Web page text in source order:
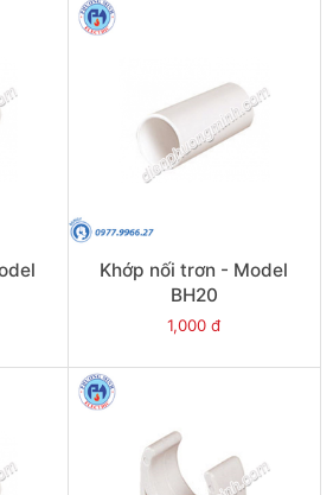
Khớp nối trơn - Model
BH20
1,000 đ